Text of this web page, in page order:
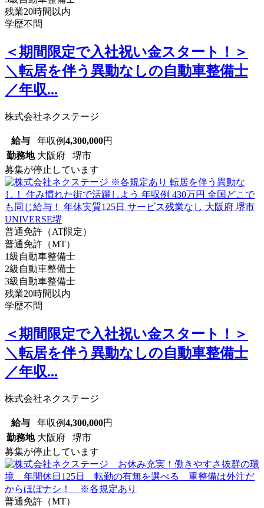
残業20時間以内
学歴不問
＜期間限定で入社祝い金スタート！＞
＼転居を伴う異動なしの自動車整備士
／年収...
株式会社ネクステージ
給与 年収例4,300,000円
勤務地 大阪府 堺市
募集が停止しています
普通免許（AT限定）
普通免許（MT）
1級自動車整備士
2級自動車整備士
3級自動車整備士
残業20時間以内
学歴不問
＜期間限定で入社祝い金スタート！＞
＼転居を伴う異動なしの自動車整備士
／年収...
株式会社ネクステージ
給与 年収例4,300,000円
勤務地 大阪府 堺市
募集が停止しています
普通免許（MT）